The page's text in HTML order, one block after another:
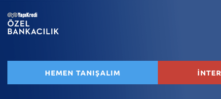
HEMEN TANIŞALIM